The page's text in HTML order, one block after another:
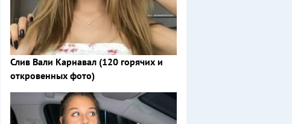
Слив Вали Карнавал (120 горячих и
откровенных фото)